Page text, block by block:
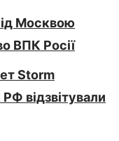
Москвою
ВПК Росії
Storm
відзвітували